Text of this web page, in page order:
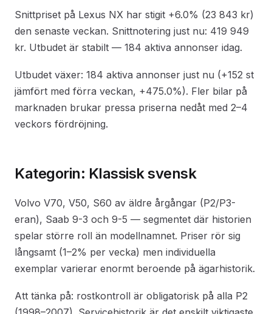
Snittpriset på Lexus NX har stigit +6.0% (23 843 kr)
den senaste veckan. Snittnotering just nu: 419 949
kr. Utbudet är stabilt — 184 aktiva annonser idag.
Utbudet växer: 184 aktiva annonser just nu (+152 st
jämfört med förra veckan, +475.0%). Fler bilar på
marknaden brukar pressa priserna nedåt med 2–4
veckors fördröjning.
Kategorin: Klassisk svensk
Volvo V70, V50, S60 av äldre årgångar (P2/P3-
eran), Saab 9-3 och 9-5 — segmentet där historien
spelar större roll än modellnamnet. Priser rör sig
långsamt (1–2% per vecka) men individuella
exemplar varierar enormt beroende på ägarhistorik.
Att tänka på: rostkontroll är obligatorisk på alla P2